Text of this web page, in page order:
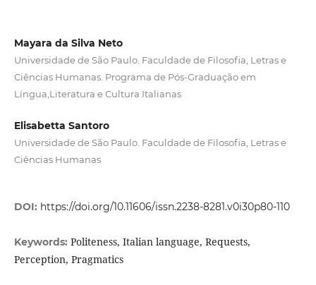
Mayara da Silva Neto
Universidade de São Paulo. Faculdade de Filosofia, Letras e
Ciências Humanas. Programa de Pós-Graduação em
Língua,Literatura e Cultura Italianas
Elisabetta Santoro
Universidade de São Paulo. Faculdade de Filosofia, Letras e
Ciências Humanas
DOI: https://doi.org/10.11606/issn.2238-8281.v0i30p80-110
Keywords: Politeness, Italian language, Requests,
Perception, Pragmatics